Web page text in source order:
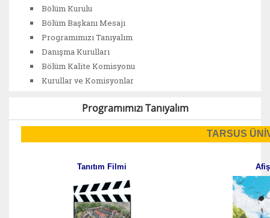
Bölüm Kurulu
Bölüm Başkanı Mesajı
Programımızı Tanıyalım
Danışma Kurulları
Bölüm Kalite Komisyonu
Kurullar ve Komisyonlar
Programımızı Tanıyalım
TARSUS
Tanıtım Filmi Afiş